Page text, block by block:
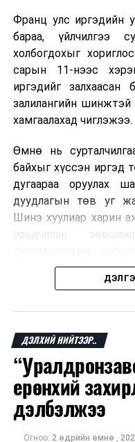
Франц улс иргэдийн
бараа, үйлчилгээ
холбогдохыг
сарын 11-нээс
иргэдийг залхаасан
залилангийн шинжтэй
хамгаалахад чиглэжээ.
Өмнө нь
байхыг хүссэн иргэд
дугаараа оруулах
дуудлагын төв уг
Шинэ хуулиар харин
урьдчилан
болно. Иргэн өгсөн
Францын эрх
иргэдийн дөрөвний
дор хаяж нэг удаа
хүлээн авдаг
дуудлагад өртдөг
хамгаалах 11
шаардлага гаргаж,
тасралтгүй
ДЭЛХИЙ НИЙТЭЭР..
ерөнхий
дэлбэлжээ
Огноо: 2 өдрийн өмнө ,